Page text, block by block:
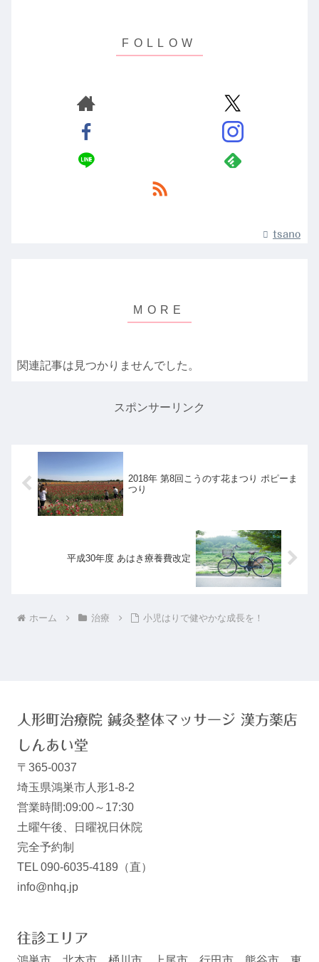
tsano
関連記事は見つかりませんでした。
スポンサーリンク
2018年 第8回こうのす花まつり ポピーま
つり
平成30年度 あはき療養費改定
ホーム 治療 小児はりで健やかな成長を！
人形町治療院 鍼灸整体マッサージ 漢方薬店
しんあい堂
〒365-0037
埼玉県鴻巣市人形1-8-2
営業時間:09:00～17:30
土曜午後、日曜祝日休院
完全予約制
TEL 090-6035-4189（直）
info@nhq.jp
往診エリア